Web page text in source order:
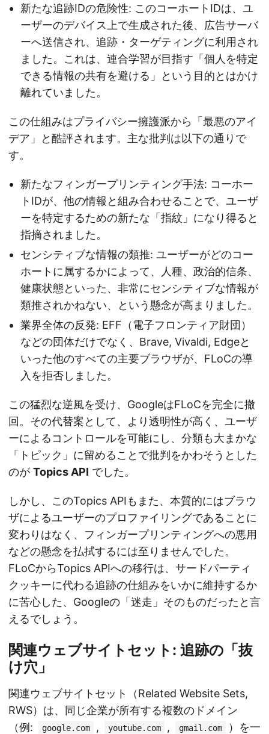
新たな追跡IDの危険性: このコーホートIDは、ユ
ーザーのデバイス上で生成された後、広告サーバ
ーへ送信され、追跡・ターゲティングに利用され
ました。これは、連合学習が目指す「個人を特定
できる情報の共有を避ける」という目的とはかけ
離れていました。
この仕組みはプライバシー擁護派から「最悪のアイ
デア」と酷評されます。主な批判は以下の通りで
す。
新たなフィンガープリンティング手法: コーホー
トIDが、他の情報と組み合わせることで、ユーザ
ーを特定するための新たな「指紋」になり得ると
指摘されました。
センシティブな情報の類推: ユーザーがどのコー
ホートに属するかによって、人種、政治的信条、
健康状態といった、非常にセンシティブな情報が
類推されかねない、という懸念が高まりました。
業界全体の反発: EFF（電子フロンティア財団）
などの団体だけでなく、Brave, Vivaldi, Edgeと
いった他のすべての主要ブラウザが、FLoCの導
入を拒否しました。
この猛烈な逆風を受け、GoogleはFLoCを完全に撤
回。その代替案として、より透明性が高く、ユーザ
ーによるコントロールを可能にし、分類も大まかな
「トピック」に留めることで批判をかわそうとした
のが Topics API でした。
しかし、このTopics APIもまた、本質的にはブラウ
ザによるユーザーのプロファイリングであることに
変わりはなく、フィンガープリンティングへの悪用
などの懸念を払拭するには至りませんでした。
FLoCからTopics APIへの移行は、サードパーティ
クッキーに代わる追跡の仕組みをいかに維持するか
に苦心した、Googleの「迷走」そのものだったと言
えるでしょう。
関連ウェブサイトセット: 追跡の「抜
け穴」
関連ウェブサイトセット（Related Website Sets,
RWS）は、同じ企業が所有する複数のドメイン
（例:
google.com , youtube.com , gmail.com
）を一